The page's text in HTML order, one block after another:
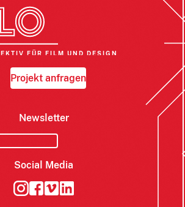
FÜR FILM UND DESIGN
Projekt anfragen
Newsletter
Social Media